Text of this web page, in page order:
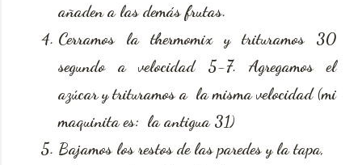
añaden a las demás frutas.
Cerramos la thermomix y trituramos 30
segundo a velocidad 5-7. Agregamos el
azúcar y trituramos a la misma velocidad (mi
maquinita es: la antigua 31)
Bajamos los restos de las paredes y la tapa,